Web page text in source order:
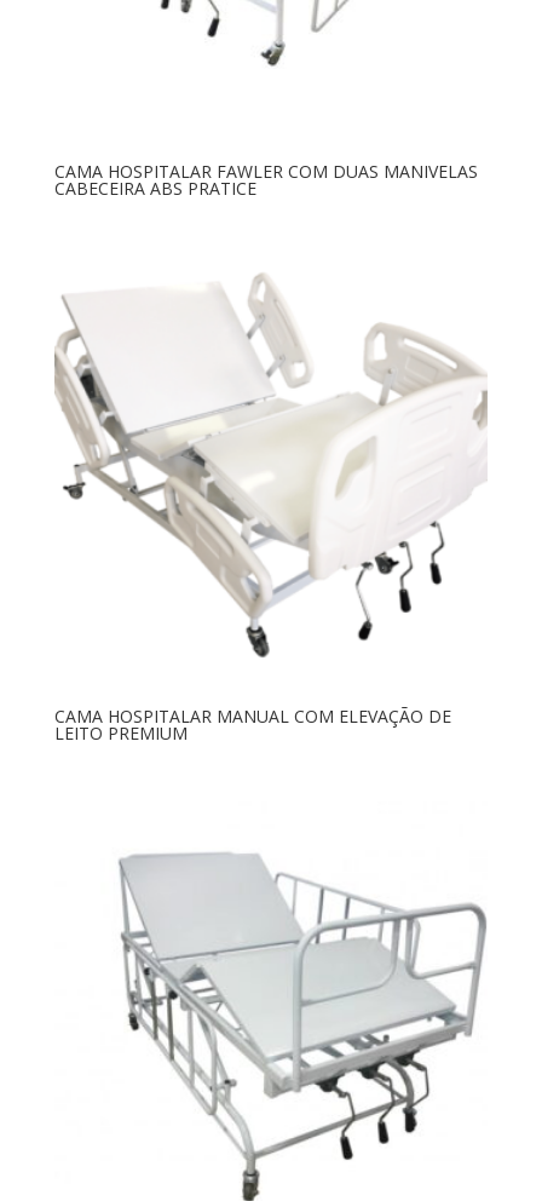
CAMA HOSPITALAR FAWLER COM DUAS MANIVELAS
CABECEIRA ABS PRATICE
CAMA HOSPITALAR MANUAL COM ELEVAÇÃO DE
LEITO PREMIUM